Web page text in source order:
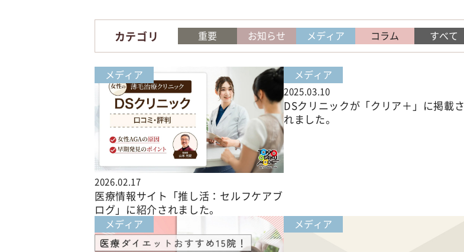
カテゴリ 重要 お知らせ メディア コラム すべて
メディア
2026.02.17
医療情報サイト「推し活：セルフケアブ
ログ」に紹介されました。
メディア
2025.03.10
DSクリニックが「クリア＋」に掲載さ
れました。
メディア メディア